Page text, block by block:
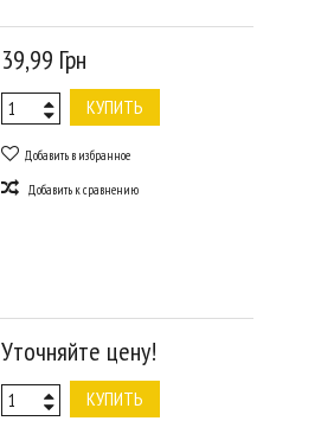
39,99 Грн
КУПИТЬ
Добавить в избранное
Добавить к сравнению
Уточняйте цену!
КУПИТЬ